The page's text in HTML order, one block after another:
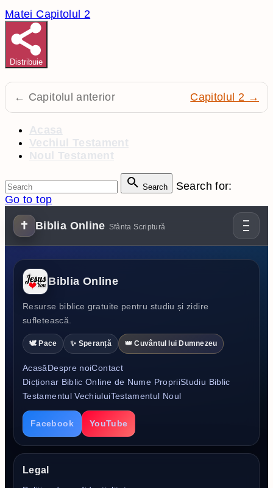
Matei Capitolul 2
Distribuie
← Capitolul anterior Capitolul 2 →
Acasa
Vechiul Testament
Noul Testament
Search
Search for:
Go to top
✝ Biblia Online Sfânta Scriptură
Biblia Online
Resurse biblice gratuite pentru studiu și zidire
sufletească.
🕊️ Pace ✨ Speranță 👑 Cuvântul lui Dumnezeu
AcasăDespre noiContact
Dicționar Biblic Online de Nume PropriiStudiu Biblic
Testamentul VechiuluiTestamentul Noul
Facebook YouTube
Legal